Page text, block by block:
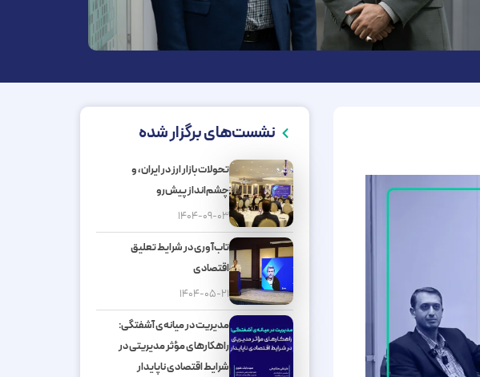
نشست‌های برگزار شده
تحولات بازار ارز در ایران، و
چشم‌انداز پیش‌رو
۱۴۰۴-۰۹-۰۳
تاب‌آوری در شرایط تعلیق
اقتصادی
۱۴۰۴-۰۵-۲۱
مدیریت در میانه‌ی آشفتگی:
راهکارهای مؤثر مدیریتی در
شرایط اقتصادی ناپایدار